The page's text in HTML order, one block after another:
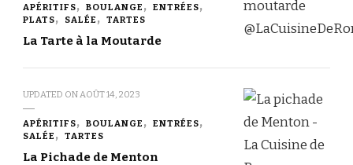
APÉRITIFS BOULANGE
ENTRÉES
PLATS
SALÉE TARTES
La Tarte à la Moutarde
UPDATED ON AOÛT 14, 2023
APÉRITIFS BOULANGE
ENTRÉES
SALÉE
TARTES
La Pichade de Menton